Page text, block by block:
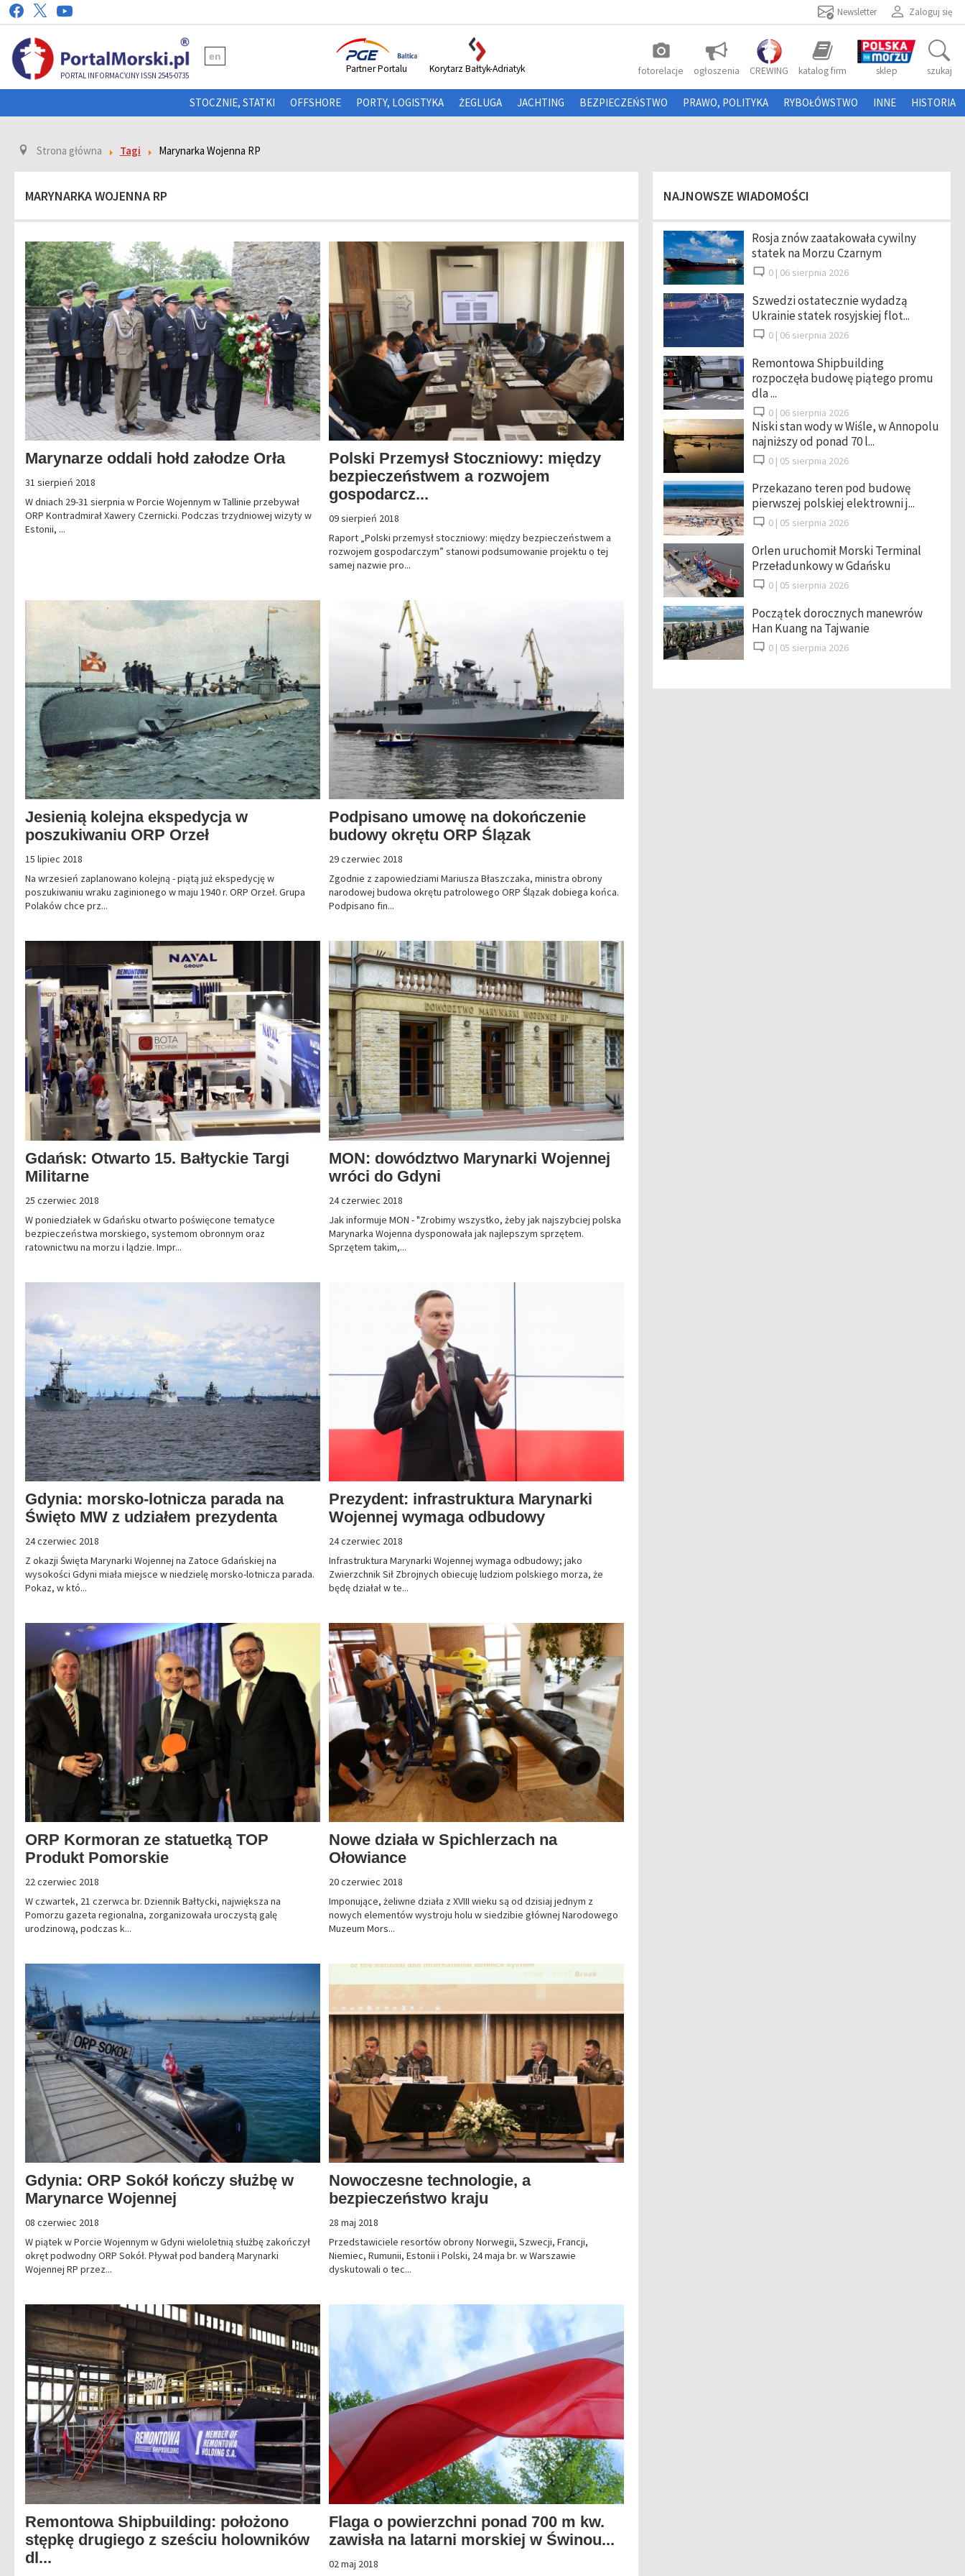
Zaloguj się
Newsletter
PORTAL INFORMACYJNY ISSN 2545-0735
en photo_camera
fotorelacje ogłoszenia CREWING katalog firm sklep szukaj
Partner Portalu Korytarz Bałtyk-Adriatyk
STOCZNIE, STATKI OFFSHORE PORTY, LOGISTYKA ŻEGLUGA JACHTING BEZPIECZEŃSTWO PRAWO, POLITYKA RYBOŁÓWSTWO INNE HISTORIA
Strona główna Tagi Marynarka Wojenna RP
MARYNARKA WOJENNA RP
Marynarze oddali hołd załodze Orła
31 sierpień 2018
W dniach 29-31 sierpnia w Porcie Wojennym w Tallinie przebywał
ORP Kontradmirał Xawery Czernicki. Podczas trzydniowej wizyty w
Estonii, ...
Polski Przemysł Stoczniowy: między
bezpieczeństwem a rozwojem
gospodarcz...
09 sierpień 2018
Raport „Polski przemysł stoczniowy: między bezpieczeństwem a
rozwojem gospodarczym” stanowi podsumowanie projektu o tej
samej nazwie pro...
Jesienią kolejna ekspedycja w
poszukiwaniu ORP Orzeł
15 lipiec 2018
Na wrzesień zaplanowano kolejną - piątą już ekspedycję w
poszukiwaniu wraku zaginionego w maju 1940 r. ORP Orzeł. Grupa
Polaków chce prz...
Podpisano umowę na dokończenie
budowy okrętu ORP Ślązak
29 czerwiec 2018
Zgodnie z zapowiedziami Mariusza Błaszczaka, ministra obrony
narodowej budowa okrętu patrolowego ORP Ślązak dobiega końca.
Podpisano fin...
Gdańsk: Otwarto 15. Bałtyckie Targi
Militarne
25 czerwiec 2018
W poniedziałek w Gdańsku otwarto poświęcone tematyce
bezpieczeństwa morskiego, systemom obronnym oraz
ratownictwu na morzu i lądzie. Impr...
MON: dowództwo Marynarki Wojennej
wróci do Gdyni
24 czerwiec 2018
Jak informuje MON - "Zrobimy wszystko, żeby jak najszybciej polska
Marynarka Wojenna dysponowała jak najlepszym sprzętem.
Sprzętem takim,...
Gdynia: morsko-lotnicza parada na
Święto MW z udziałem prezydenta
24 czerwiec 2018
Z okazji Święta Marynarki Wojennej na Zatoce Gdańskiej na
wysokości Gdyni miała miejsce w niedzielę morsko-lotnicza parada.
Pokaz, w któ...
Prezydent: infrastruktura Marynarki
Wojennej wymaga odbudowy
24 czerwiec 2018
Infrastruktura Marynarki Wojennej wymaga odbudowy; jako
Zwierzchnik Sił Zbrojnych obiecuję ludziom polskiego morza, że
będę działał w te...
ORP Kormoran ze statuetką TOP
Produkt Pomorskie
22 czerwiec 2018
W czwartek, 21 czerwca br. Dziennik Bałtycki, największa na
Pomorzu gazeta regionalna, zorganizowała uroczystą galę
urodzinową, podczas k...
Nowe działa w Spichlerzach na
Ołowiance
20 czerwiec 2018
Imponujące, żeliwne działa z XVIII wieku są od dzisiaj jednym z
nowych elementów wystroju holu w siedzibie głównej Narodowego
Muzeum Mors...
Gdynia: ORP Sokół kończy służbę w
Marynarce Wojennej
08 czerwiec 2018
W piątek w Porcie Wojennym w Gdyni wieloletnią służbę zakończył
okręt podwodny ORP Sokół. Pływał pod banderą Marynarki
Wojennej RP przez...
Nowoczesne technologie, a
bezpieczeństwo kraju
28 maj 2018
Przedstawiciele resortów obrony Norwegii, Szwecji, Francji,
Niemiec, Rumunii, Estonii i Polski, 24 maja br. w Warszawie
dyskutowali o tec...
Remontowa Shipbuilding: położono
stępkę drugiego z sześciu holowników
dl...
Flaga o powierzchni ponad 700 m kw.
zawisła na latarni morskiej w Świnou...
02 maj 2018
NAJNOWSZE WIADOMOŚCI
Rosja znów zaatakowała cywilny
statek na Morzu Czarnym
0 | 06 sierpnia 2026
Szwedzi ostatecznie wydadzą
Ukrainie statek rosyjskiej flot...
0 | 06 sierpnia 2026
Remontowa Shipbuilding
rozpoczęła budowę piątego promu
dla ...
0 | 06 sierpnia 2026
Niski stan wody w Wiśle, w Annopolu
najniższy od ponad 70 l...
0 | 05 sierpnia 2026
Przekazano teren pod budowę
pierwszej polskiej elektrowni j...
0 | 05 sierpnia 2026
Orlen uruchomił Morski Terminal
Przeładunkowy w Gdańsku
0 | 05 sierpnia 2026
Początek dorocznych manewrów
Han Kuang na Tajwanie
0 | 05 sierpnia 2026